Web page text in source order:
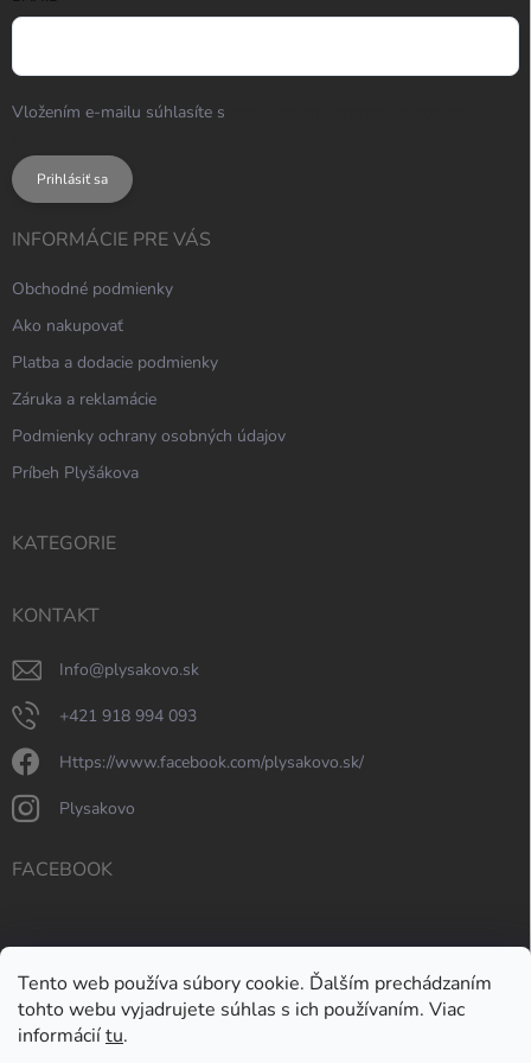
Tento web používa súbory cookie. Ďalším prechádzaním
tohto webu vyjadrujete súhlas s ich používaním. Viac
informáciítu.
Vložením e-mailu súhlasíte s
Prihlásiť sa
INFORMÁCIE PRE VÁS
Obchodné podmienky
Ako nakupovať
Platba a dodacie podmienky
Záruka a reklamácie
Podmienky ochrany osobných údajov
Príbeh Plyšákova
KATEGORIE
KONTAKT
info@plysakovo.sk
+421 918 994 093
https://www.facebook.com/plysakovo.sk/
plysakovo
FACEBOOK